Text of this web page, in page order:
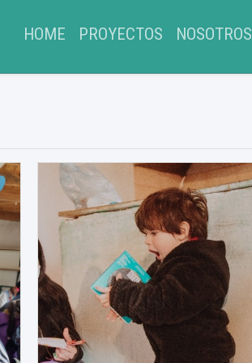
HOME (CURRENT)
PROYECTOS NOSOTROS